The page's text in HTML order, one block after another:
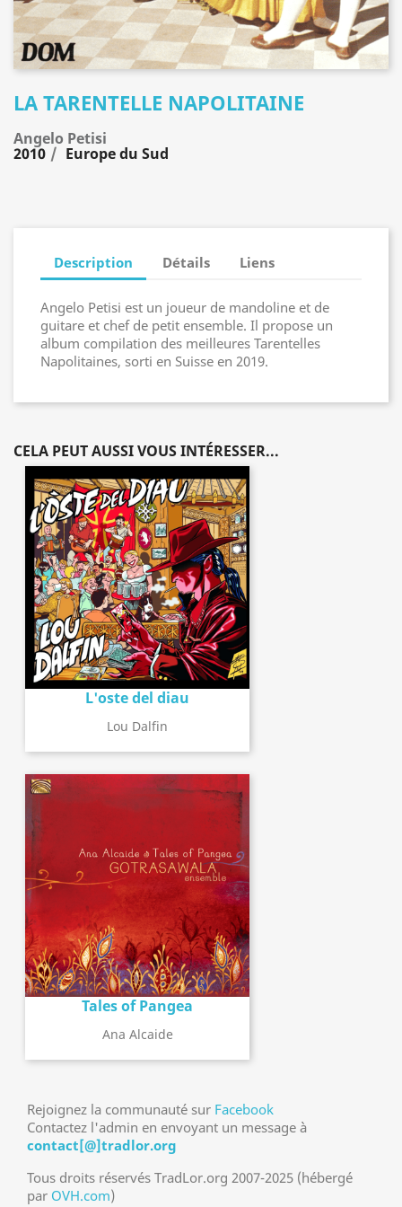
LA TARENTELLE NAPOLITAINE
Angelo Petisi
2010 Europe du Sud
Description Détails Liens
Angelo Petisi est un joueur de mandoline et de
guitare et chef de petit ensemble. Il propose un
album compilation des meilleures Tarentelles
Napolitaines, sorti en Suisse en 2019.
CELA PEUT AUSSI VOUS INTÉRESSER...
L'oste del diau
Lou Dalfin
Tales of Pangea
Ana Alcaide
Rejoignez la communauté sur Facebook
Contactez l'admin en envoyant un message à
contact[@]tradlor.org
Tous droits réservés TradLor.org 2007-2025 (hébergé
par OVH.com)